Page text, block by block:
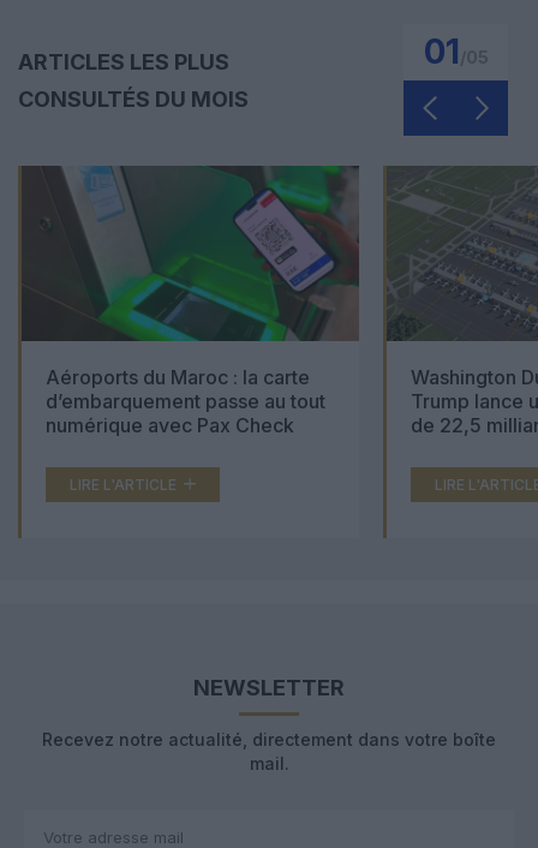
ARTICLES LES PLUS
CONSULTÉS DU MOIS
01
Aéroports du Maroc : la carte
d’embarquement passe au tout
numérique avec Pax Check
LIRE L'ARTICLE
Washington
Trump lance
de 22,5
LIRE
NEWSLETTER
Recevez notre actualité, directement dans votre boîte
mail.